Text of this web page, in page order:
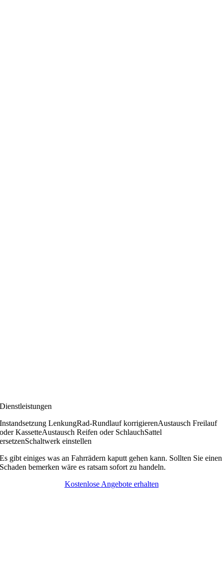
Dienstleistungen
Instandsetzung LenkungRad-Rundlauf korrigierenAustausch Freilauf
oder KassetteAustausch Reifen oder SchlauchSattel
ersetzenSchaltwerk einstellen
Es gibt einiges was an Fahrrädern kaputt gehen kann. Sollten Sie einen
Schaden bemerken wäre es ratsam sofort zu handeln.
Kostenlose Angebote erhalten